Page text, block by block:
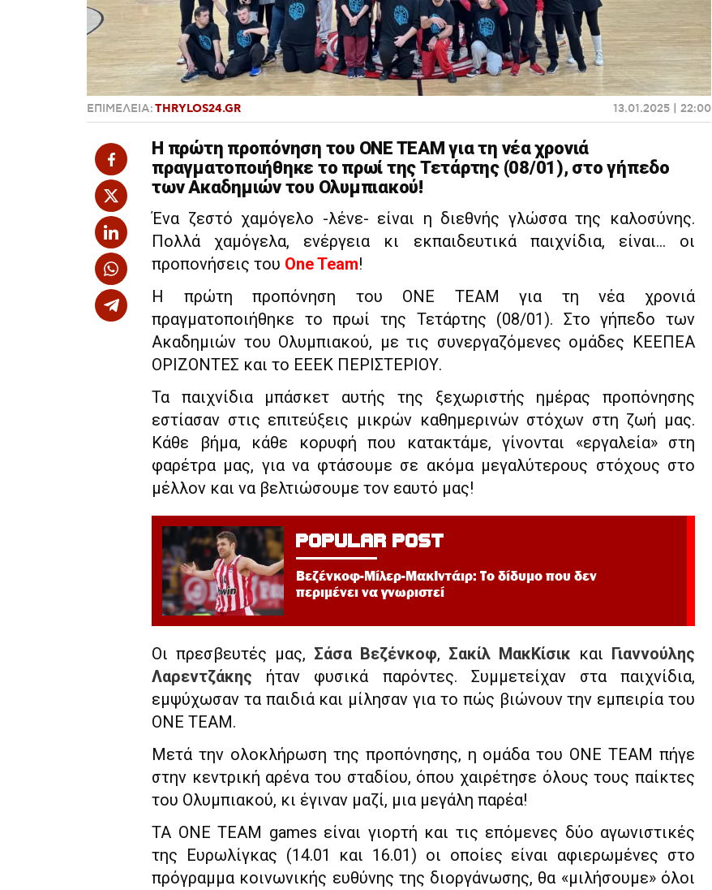
ΕΠΙΜΕΛΕΙΑ:THRYLOS24.GR 13.01.2025 | 22:00
Η πρώτη προπόνηση του ONE TEAM για τη νέα χρονιά
πραγματοποιήθηκε το πρωί της Τετάρτης (08/01), στο γήπεδο
των Ακαδημιών του Ολυμπιακού!
Ένα ζεστό χαμόγελο -λένε- είναι η διεθνής γλώσσα της καλοσύνης.
Πολλά χαμόγελα, ενέργεια κι εκπαιδευτικά παιχνίδια, είναι… οι
προπονήσεις του One Team!
Η πρώτη προπόνηση του ONE TEAM για τη νέα χρονιά
πραγματοποιήθηκε το πρωί της Τετάρτης (08/01). Στο γήπεδο των
Ακαδημιών του Ολυμπιακού, με τις συνεργαζόμενες ομάδες ΚΕΕΠΕΑ
ΟΡΙΖΟΝΤΕΣ και το ΕΕΕΚ ΠΕΡΙΣΤΕΡΙΟΥ.
Τα παιχνίδια μπάσκετ αυτής της ξεχωριστής ημέρας προπόνησης
εστίασαν στις επιτεύξεις μικρών καθημερινών στόχων στη ζωή μας.
Κάθε βήμα, κάθε κορυφή που κατακτάμε, γίνονται «εργαλεία» στη
φαρέτρα μας, για να φτάσουμε σε ακόμα μεγαλύτερους στόχους στο
μέλλον και να βελτιώσουμε τον εαυτό μας!
POPULAR POST
Βεζένκοφ-Μίλερ-ΜακΙντάιρ: Το δίδυμο που δεν
περιμένει να γνωριστεί
Οι πρεσβευτές μας, Σάσα Βεζένκοφ, Σακίλ ΜακΚίσικ και Γιαννούλης
Λαρεντζάκης ήταν φυσικά παρόντες. Συμμετείχαν στα παιχνίδια,
εμψύχωσαν τα παιδιά και μίλησαν για το πώς βιώνουν την εμπειρία του
ONE TEAM.
Μετά την ολοκλήρωση της προπόνησης, η ομάδα του ONE TEAM πήγε
στην κεντρική αρένα του σταδίου, όπου χαιρέτησε όλους τους παίκτες
του Ολυμπιακού, κι έγιναν μαζί, μια μεγάλη παρέα!
ΤΑ ONE TEAM games είναι γιορτή και τις επόμενες δύο αγωνιστικές
της Ευρωλίγκας (14.01 και 16.01) οι οποίες είναι αφιερωμένες στο
πρόγραμμα κοινωνικής ευθύνης της διοργάνωσης, θα «μιλήσουμε» όλοι